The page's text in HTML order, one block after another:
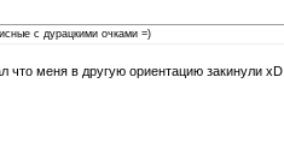
с дурацкими очками =)
меня в другую ориентацию закинули xD